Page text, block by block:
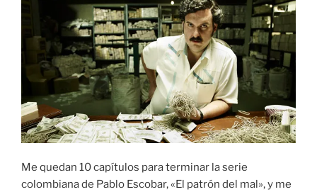
Me quedan 10 capítulos para terminar la serie
colombiana de Pablo Escobar, «El patrón del mal», y me